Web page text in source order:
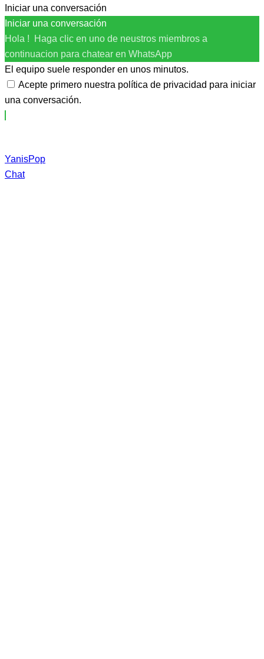
Iniciar una conversación
Iniciar una conversación
Hola ! Haga clic en uno de neustros miembros a
continuacion para chatear en WhatsApp
El equipo suele responder en unos minutos.
Acepte primero nuestra política de privacidad para iniciar
una conversación.
YanisPop
Chat